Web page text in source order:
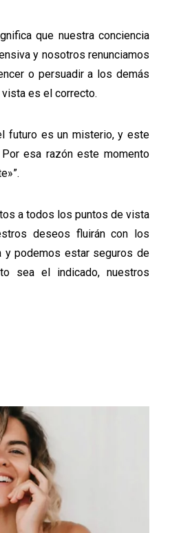
que nuestra conciencia
y nosotros renunciamos
o persuadir a los demás
es el correcto.
futuro es un misterio, y este
esa razón este momento
a todos los puntos de vista
deseos fluirán con los
y podemos estar seguros de
sea el indicado, nuestros